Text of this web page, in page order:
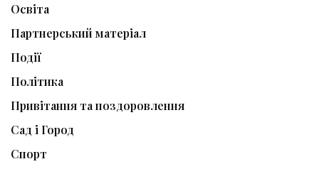
Освіта
Партнерський матеріал
Події
Політика
Привітання та поздоровлення
Сад і Город
Спорт